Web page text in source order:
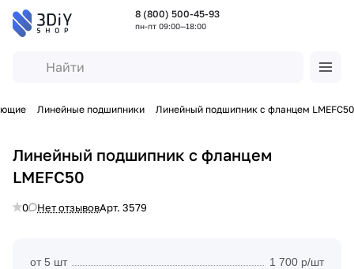
8 (800) 500-45-93
пн-пт 09:00—18:00
Линейные подшипники Линейный подшипник с фланцем LMEFC50
Линейный подшипник с фланцем
LMEFC50
0 Нет отзывовАрт. 3579
от 5 шт
1 700 р/шт